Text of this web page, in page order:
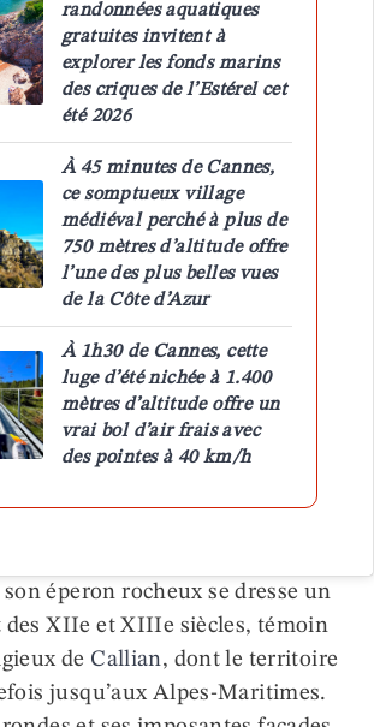
randonnées aquatiques
gratuites invitent à
explorer les fonds marins
des criques de l’Estérel cet
été 2026
À 45 minutes de Cannes,
ce somptueux village
médiéval perché à plus de
750 mètres d’altitude offre
l’une des plus belles vues
de la Côte d’Azur
À 1h30 de Cannes, cette
luge d’été nichée à 1.400
mètres d’altitude offre un
vrai bol d’air frais avec
des pointes à 40 km/h
éperon rocheux se dresse un
des XIIe et XIIIe siècles, témoin
de Callian, dont le territoire
jusqu’aux Alpes-Maritimes.